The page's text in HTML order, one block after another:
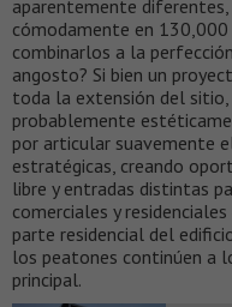
aparentemente
cómodamente en 130,000
combinarlos a la
angosto? Si bien un
toda la extensión del sitio,
probablemente
por articular suavemente
estratégicas, creando
libre y entradas distintas
comerciales y
parte residencial del
los peatones continúen a
principal.